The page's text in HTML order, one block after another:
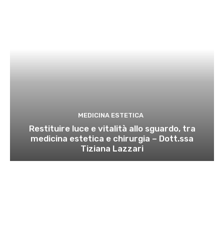
MEDICINA ESTETICA
Restituire luce e vitalità allo sguardo, tra
medicina estetica e chirurgia – Dott.ssa
Tiziana Lazzari